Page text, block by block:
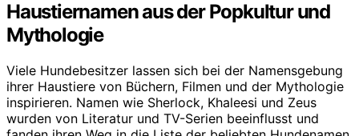
Haustiernamen aus der Popkultur und
Mythologie
Viele Hundebesitzer lassen sich bei der Namensgebung
ihrer Haustiere von Büchern, Filmen und der Mythologie
inspirieren. Namen wie Sherlock, Khaleesi und Zeus
wurden von Literatur und TV-Serien beeinflusst und